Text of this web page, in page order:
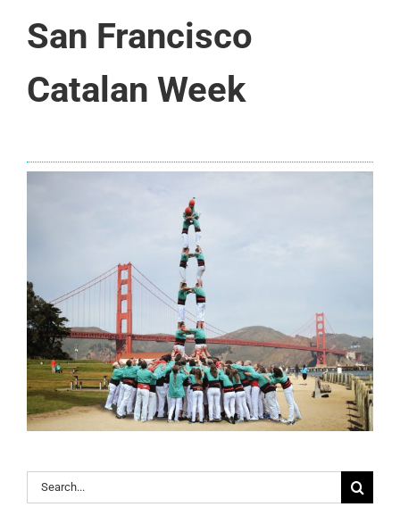
San Francisco
Catalan Week
Search
for: